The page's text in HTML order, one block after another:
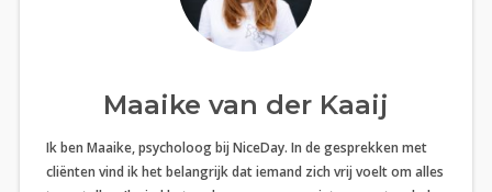
Maaike van der Kaaij
Ik ben Maaike, psycholoog bij NiceDay. In de gesprekken met
cliënten vind ik het belangrijk dat iemand zich vrij voelt om alles